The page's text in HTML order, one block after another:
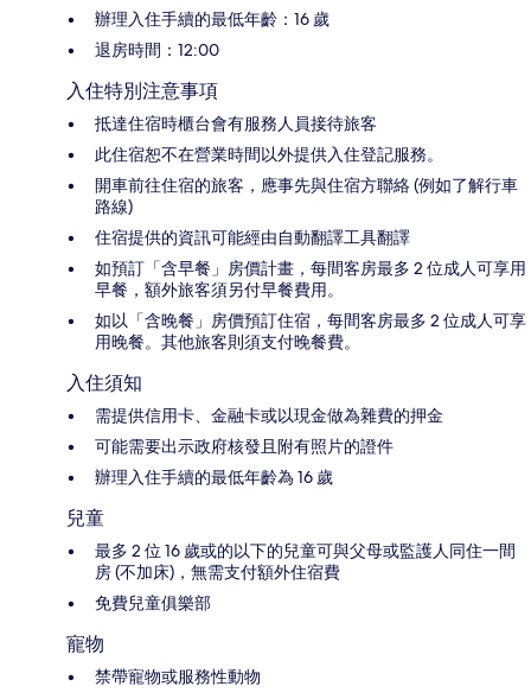
辦理入住手續的最低年齡：16 歲
退房時間：12:00
入住特別注意事項
抵達住宿時櫃台會有服務人員接待旅客
此住宿恕不在營業時間以外提供入住登記服務。
開車前往住宿的旅客，應事先與住宿方聯絡 (例如了解行車
路線)
住宿提供的資訊可能經由自動翻譯工具翻譯
如預訂「含早餐」房價計畫，每間客房最多 2 位成人可享用
早餐，額外旅客須另付早餐費用。
如以「含晚餐」房價預訂住宿，每間客房最多 2 位成人可享
用晚餐。其他旅客則須支付晚餐費。
入住須知
需提供信用卡、金融卡或以現金做為雜費的押金
可能需要出示政府核發且附有照片的證件
辦理入住手續的最低年齡為 16 歲
兒童
最多 2 位 16 歲或的以下的兒童可與父母或監護人同住一間
房 (不加床)，無需支付額外住宿費
免費兒童俱樂部
寵物
禁帶寵物或服務性動物